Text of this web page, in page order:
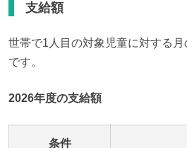
支給額
世帯で1人目の対象児童に対する月
です。
2026年度の支給額
条件